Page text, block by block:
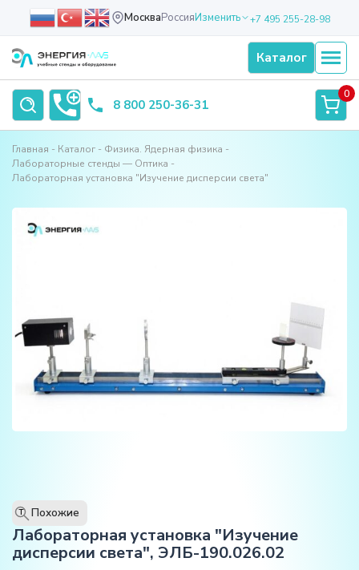
МоскваРоссияИзменить +7 495 255-28-98
Каталог
8 800 250-36-31
0
Главная Каталог
Физика. Ядерная физика
Лабораторные стенды — Оптика
Лабораторная установка "Изучение дисперсии света"
T Похожие
Лабораторная установка "Изучение
дисперсии света", ЭЛБ-190.026.02